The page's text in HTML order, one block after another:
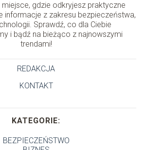
gdzie odkryjesz praktyczne
informacje z zakresu bezpieczeństwa,
Sprawdź, co dla Ciebie
i bądź na bieżąco z najnowszymi
trendami!
REDAKCJA
KONTAKT
KATEGORIE:
BEZPIECZEŃSTWO